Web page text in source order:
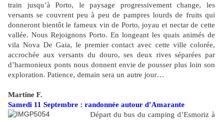
train jusqu’à Porto, le paysage progressivement change, les
versants se couvrent peu à peu de pampres lourds de fruits qui
donneront bientôt le fameux vin de Porto, joyau et nectar de cette
vallée. Nous Rejoignons Porto. En longeant les quais animés de
vila Nova De Gaia, le premier contact avec cette ville colorée,
accrochée aux versants du douro, ses deux rives séparées par
d’harmonieux ponts nous donnent envie de pousser plus loin son
exploration. Patience, demain sera un autre jour…
Martine F.
Samedi 11 Septembre : randonnée autour d’Amarante
Départ du bus du camping d’Esmoriz à